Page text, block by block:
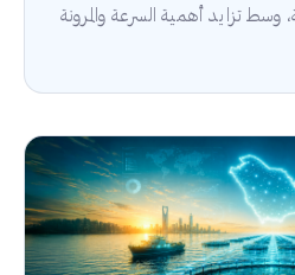
وسط تزايد أهمية السرعة والمرونة